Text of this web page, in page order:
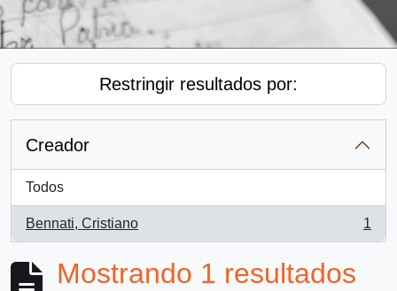
Restringir resultados por:
Creador
Todos
Bennati, Cristiano
, 1 resultados
1
Mostrando 1 resultados